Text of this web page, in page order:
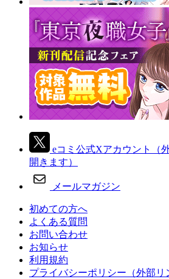
eコミ公式Xアカウント
（
開きます）
メールマガジン
初めての方へ
よくある質問
お問い合わせ
お知らせ
利用規約
プライバシーポリシー （外部